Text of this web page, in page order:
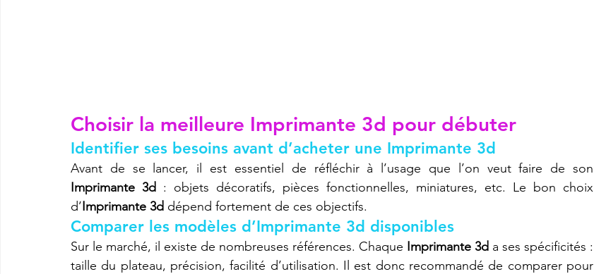
Choisir la meilleure Imprimante 3d pour débuter
Identifier ses besoins avant d’acheter une Imprimante 3d
Imprimante 3d : objets décoratifs, pièces fonctionnelles, miniatures, etc. Le bon choix
d’Imprimante 3d dépend fortement de ces objectifs.
Comparer les modèles d’Imprimante 3d disponibles
Sur le marché, il existe de nombreuses références. Chaque Imprimante 3d a ses spécificités :
taille du plateau, précision, facilité d’utilisation. Il est donc recommandé de comparer pour